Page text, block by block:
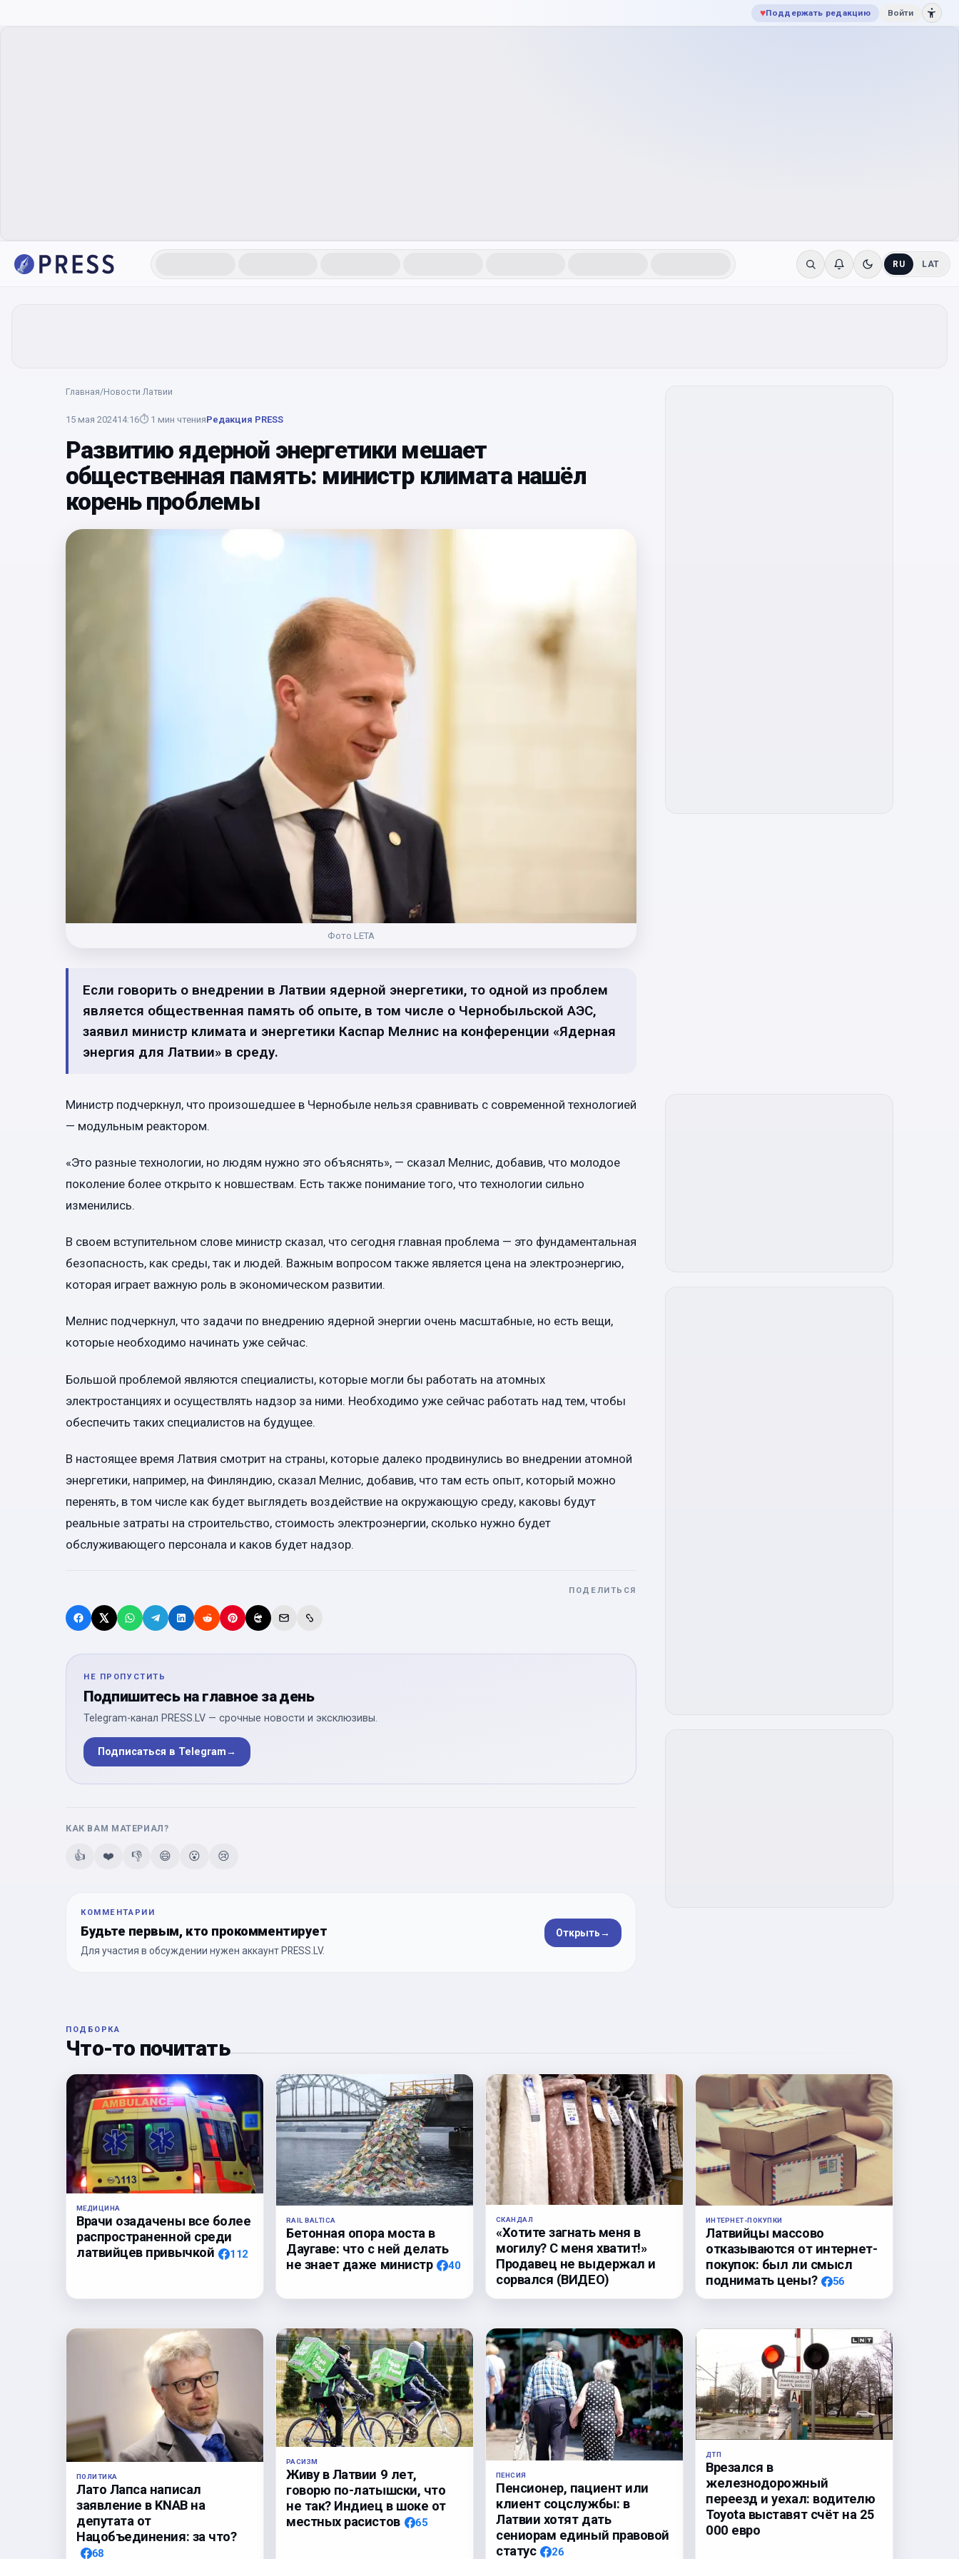
♥Поддержать редакцию Войти
RU LAT
Главная/Новости Латвии
15 мая 202414:16⏱ 1 мин чтенияРедакция PRESS
Развитию ядерной энергетики мешает
общественная память: министр климата нашёл
корень проблемы
Фото LETA
Если говорить о внедрении в Латвии ядерной энергетики, то одной из проблем
является общественная память об опыте, в том числе о Чернобыльской АЭС,
заявил министр климата и энергетики Каспар Мелнис на конференции «Ядерная
энергия для Латвии» в среду.
Министр подчеркнул, что произошедшее в Чернобыле нельзя сравнивать с современной технологией
— модульным реактором.
«Это разные технологии, но людям нужно это объяснять», — сказал Мелнис, добавив, что молодое
поколение более открыто к новшествам. Есть также понимание того, что технологии сильно
изменились.
В своем вступительном слове министр сказал, что сегодня главная проблема — это фундаментальная
безопасность, как среды, так и людей. Важным вопросом также является цена на электроэнергию,
которая играет важную роль в экономическом развитии.
Мелнис подчеркнул, что задачи по внедрению ядерной энергии очень масштабные, но есть вещи,
которые необходимо начинать уже сейчас.
Большой проблемой являются специалисты, которые могли бы работать на атомных
электростанциях и осуществлять надзор за ними. Необходимо уже сейчас работать над тем, чтобы
обеспечить таких специалистов на будущее.
В настоящее время Латвия смотрит на страны, которые далеко продвинулись во внедрении атомной
энергетики, например, на Финляндию, сказал Мелнис, добавив, что там есть опыт, который можно
перенять, в том числе как будет выглядеть воздействие на окружающую среду, каковы будут
реальные затраты на строительство, стоимость электроэнергии, сколько нужно будет
обслуживающего персонала и каков будет надзор.
ПОДЕЛИТЬСЯ
НЕ ПРОПУСТИТЬ
Подпишитесь на главное за день
Telegram-канал PRESS.LV — срочные новости и эксклюзивы.
Подписаться в Telegram→
КАК ВАМ МАТЕРИАЛ?
👍 ❤️ 👎 😄 😮 😢
КОММЕНТАРИИ
Будьте первым, кто прокомментирует
Для участия в обсуждении нужен аккаунт PRESS.LV.
Открыть→
ПОДБОРКА
Что-то почитать
МЕДИЦИНА
Врачи озадачены все более
распространенной среди
латвийцев привычкой
112
RAIL BALTICA
Бетонная опора моста в
Даугаве: что с ней делать
не знает даже министр
40
СКАНДАЛ
«Хотите загнать меня в
могилу? С меня хватит!»
Продавец не выдержал и
сорвался (ВИДЕО)
ИНТЕРНЕТ-ПОКУПКИ
Латвийцы массово
отказываются от интернет-
покупок: был ли смысл
поднимать цены?
56
ПОЛИТИКА
Лато Лапса написал
заявление в KNAB на
депутата от
Нацобъединения: за что?
68
РАСИЗМ
Живу в Латвии 9 лет,
говорю по-латышски, что
не так? Индиец в шоке от
местных расистов
65
ПЕНСИЯ
Пенсионер, пациент или
клиент соцслужбы: в
Латвии хотят дать
сениорам единый правовой
статус
26
ДТП
Врезался в
железнодорожный
переезд и уехал: водителю
Toyota выставят счёт на 25
000 евро